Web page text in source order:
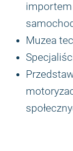
Muzea